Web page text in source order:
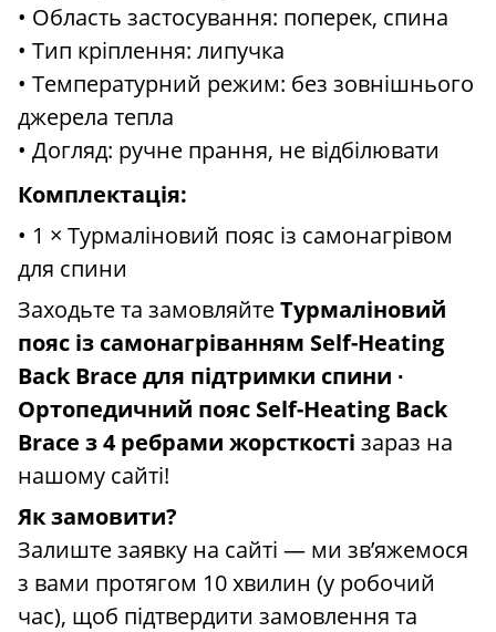
• Область застосування: поперек, спина
• Тип кріплення: липучка
• Температурний режим: без зовнішнього
джерела тепла
• Догляд: ручне прання, не відбілювати
Комплектація:
• 1 × Турмаліновий пояс із самонагрівом
для спини
Заходьте та замовляйтеТурмаліновий
пояс із самонагріванням Self-Heating
Back Brace для підтримки спини ∙
Ортопедичний пояс Self-Heating Back
Brace з 4 ребрами жорсткості зараз на
нашому сайті!
Як замовити?
Залиште заявку на сайті — ми зв’яжемося
з вами протягом 10 хвилин (у робочий
час), щоб підтвердити замовлення та